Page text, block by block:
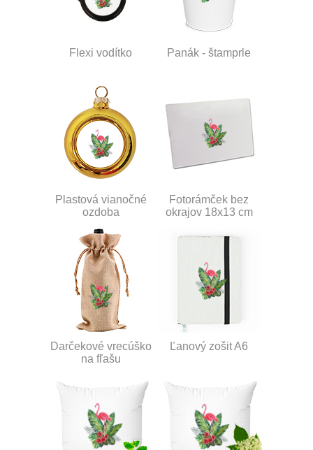
Flexi vodítko Panák - štamprle
Plastová vianočné
ozdoba
Fotorámček bez
okrajov 18x13 cm
Darčekové vrecúško
na fľašu
Ľanový zošit A6